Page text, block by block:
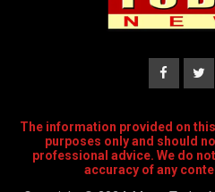
The information provided on
purposes only and should
professional advice. We do
accuracy of any